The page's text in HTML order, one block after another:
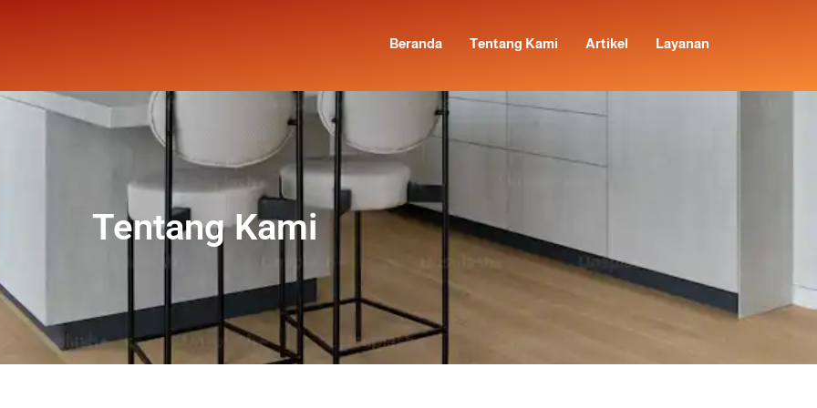
Beranda Tentang Kami Artikel Layanan
Tentang Kami